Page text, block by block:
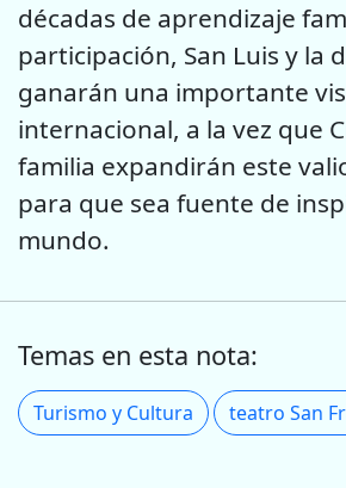
décadas de aprendizaje
participación, San Luis y la
ganarán una importante
internacional, a la vez que
familia expandirán este
para que sea fuente de
mundo.
Temas en esta nota:
Turismo y Cultura teatro San